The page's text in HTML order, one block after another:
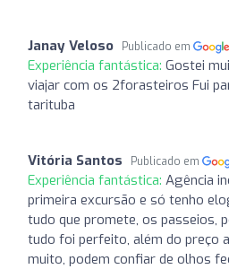
Janay Veloso Publicado em
Experiência fantástica: Gostei
viajar com os 2forasteiros Fui
tarituba
Vitória Santos Publicado em
Experiência fantástica: Agência
primeira excursão e só tenho
tudo que promete, os passeios,
tudo foi perfeito, além do preço
muito, podem confiar de olhos